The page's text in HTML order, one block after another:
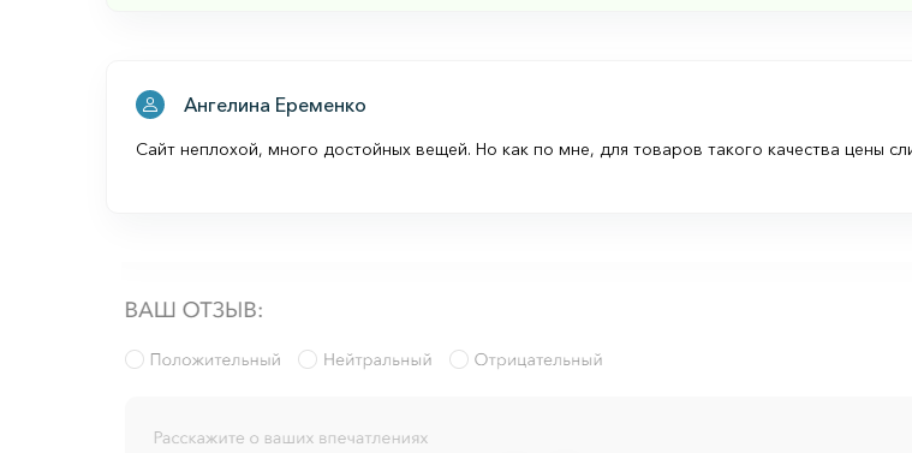
Ангелина Еременко
Сайт неплохой, много достойных вещей. Но как по мне, для товаров такого качества цены